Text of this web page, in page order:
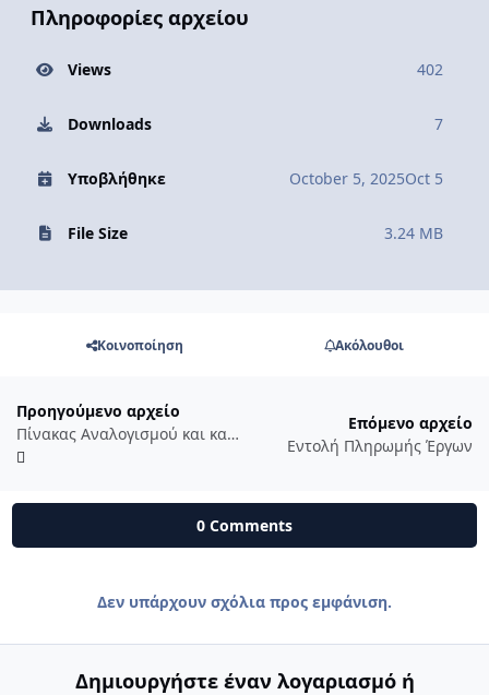
Πληροφορίες αρχείου
Views 402
Downloads 7
Υποβλήθηκε October 5, 2025Oct 5
File Size 3.24 MB
Κοινοποίηση Ακόλουθοι
Προηγούμενο αρχείο
Πίνακας Αναλογισμού και κατανομής χιλιοστών σε excel
Επόμενο αρχείο
Εντολή Πληρωμής Έργων
0 Comments
Δεν υπάρχουν σχόλια προς εμφάνιση.
Δημιουργήστε έναν λογαριασμό ή